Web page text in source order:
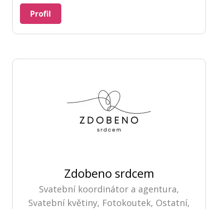
Profil
Zdobeno srdcem
Svatební koordinátor a agentura,
Svatební květiny, Fotokoutek, Ostatní,